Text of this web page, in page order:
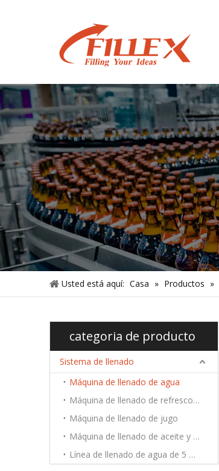
Usted está aquí: Casa » Productos »
categoria de producto
Sistema de llenado
Máquina de llenado de agua
Máquina de llenado de refrescos carbonatados
Máquina de llenado de jugo
Máquina de llenado de aceite y líquido viscoso
Línea de llenado de agua de 5 galones